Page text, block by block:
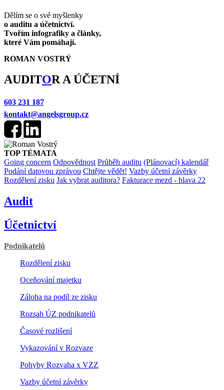
Dělím se o své myšlenky
o auditu a účetnictví.
Tvořím infografiky a články,
které Vám pomáhají.
ROMAN VOSTRÝ
AUDITOR A ÚČETNÍ
603 231 187
kontakt@angelsgroup.cz
TOP TÉMATA
Going concern Odpovědnost Průběh auditu (Plánovací) kalendář
Podání datovou zprávou Chtějte vědět! Vazby účetní závěrky
Rozdělení zisku Jak vybrat auditora? Fakturace mezd - hlava 22
Audit
Účetnictví
Podnikatelů
Rozdělení zisku
Oceňování majetku
Záloha na podíl ze zisku
Rozsah ÚZ podnikatelů
Časové rozlišení
Vykazování v Rozvaze
Pohyby Rozvaha x VZZ
Vazby účetní závěrky